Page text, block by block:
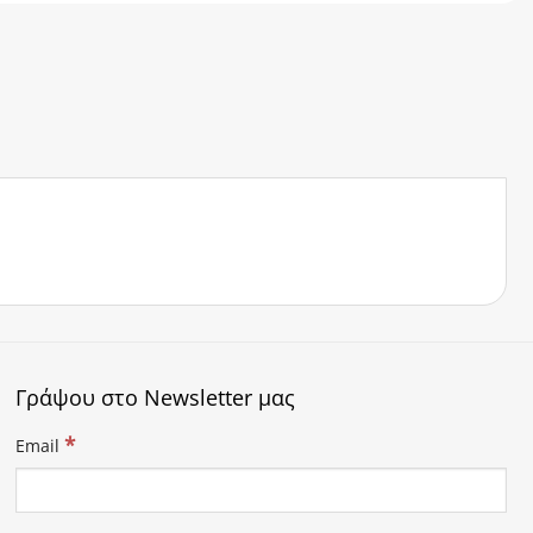
Γράψου στο Newsletter μας
Email *